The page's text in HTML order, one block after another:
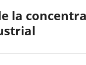
la